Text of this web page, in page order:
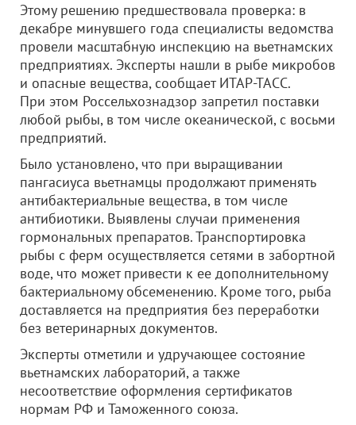
Этому решению предшествовала проверка: в
декабре минувшего года специалисты ведомства
провели масштабную инспекцию на вьетнамских
предприятиях. Эксперты нашли в рыбе микробов
и опасные вещества, сообщает ИТАР-ТАСС.
При этом Россельхознадзор запретил поставки
любой рыбы, в том числе океанической, с восьми
предприятий.
Было установлено, что при выращивании
пангасиуса вьетнамцы продолжают применять
антибактериальные вещества, в том числе
антибиотики. Выявлены случаи применения
гормональных препаратов. Транспортировка
рыбы с ферм осуществляется сетями в забортной
воде, что может привести к ее дополнительному
бактериальному обсеменению. Кроме того, рыба
доставляется на предприятия без переработки
без ветеринарных документов.
Эксперты отметили и удручающее состояние
вьетнамских лабораторий, а также
несоответствие оформления сертификатов
нормам РФ и Таможенного союза.